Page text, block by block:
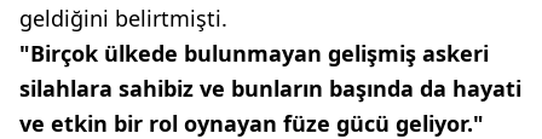
geldiğini belirtmişti.
"Birçok ülkede bulunmayan gelişmiş askeri
silahlara sahibiz ve bunların başında da hayati
ve etkin bir rol oynayan füze gücü geliyor."